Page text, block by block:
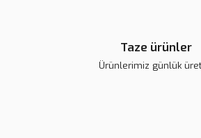
Taze ürünler
Ürünlerimiz günlük